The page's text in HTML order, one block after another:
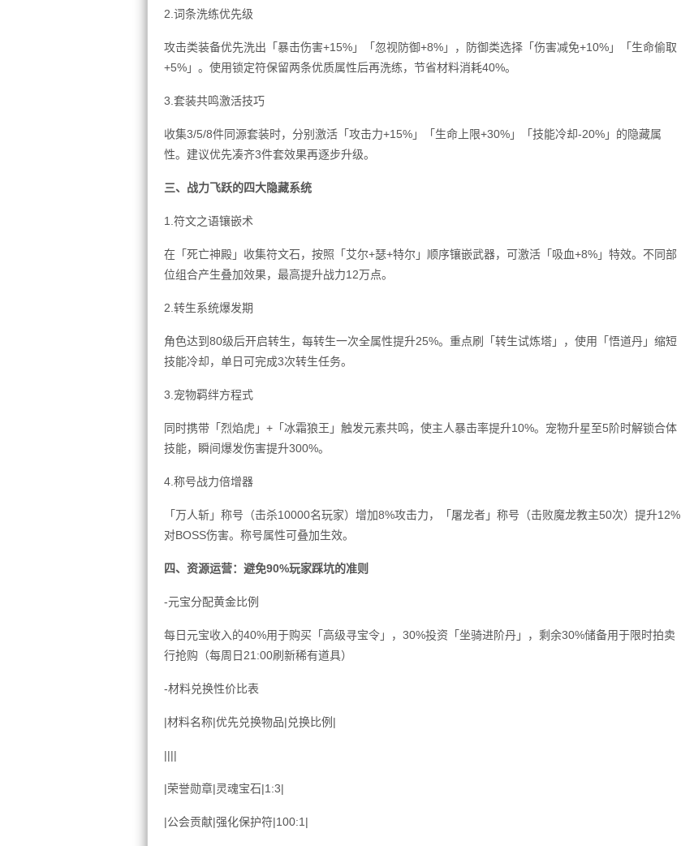
2.词条洗练优先级
攻击类装备优先洗出「暴击伤害+15%」「忽视防御+8%」，防御类选择「伤害减免+10%」「生命偷取
+5%」。使用锁定符保留两条优质属性后再洗练，节省材料消耗40%。
3.套装共鸣激活技巧
收集3/5/8件同源套装时，分别激活「攻击力+15%」「生命上限+30%」「技能冷却-20%」的隐藏属
性。建议优先凑齐3件套效果再逐步升级。
三、战力飞跃的四大隐藏系统
1.符文之语镶嵌术
在「死亡神殿」收集符文石，按照「艾尔+瑟+特尔」顺序镶嵌武器，可激活「吸血+8%」特效。不同部
位组合产生叠加效果，最高提升战力12万点。
2.转生系统爆发期
角色达到80级后开启转生，每转生一次全属性提升25%。重点刷「转生试炼塔」，使用「悟道丹」缩短
技能冷却，单日可完成3次转生任务。
3.宠物羁绊方程式
同时携带「烈焰虎」+「冰霜狼王」触发元素共鸣，使主人暴击率提升10%。宠物升星至5阶时解锁合体
技能，瞬间爆发伤害提升300%。
4.称号战力倍增器
「万人斩」称号（击杀10000名玩家）增加8%攻击力，「屠龙者」称号（击败魔龙教主50次）提升12%
对BOSS伤害。称号属性可叠加生效。
四、资源运营：避免90%玩家踩坑的准则
-元宝分配黄金比例
每日元宝收入的40%用于购买「高级寻宝令」，30%投资「坐骑进阶丹」，剩余30%储备用于限时拍卖
行抢购（每周日21:00刷新稀有道具）
-材料兑换性价比表
|材料名称|优先兑换物品|兑换比例|
||||
|荣誉勋章|灵魂宝石|1:3|
|公会贡献|强化保护符|100:1|